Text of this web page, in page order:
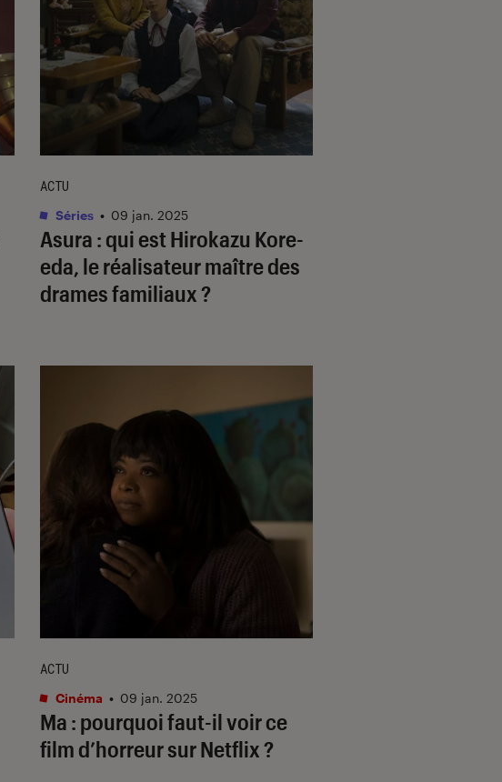
Asura : qui est Hirokazu Kore-
eda, le réalisateur maître des
drames familiaux ?
ACTU
Séries • 09 jan. 2025
Ma : pourquoi faut-il voir ce
film d’horreur sur Netflix ?
ACTU
Cinéma • 09 jan. 2025